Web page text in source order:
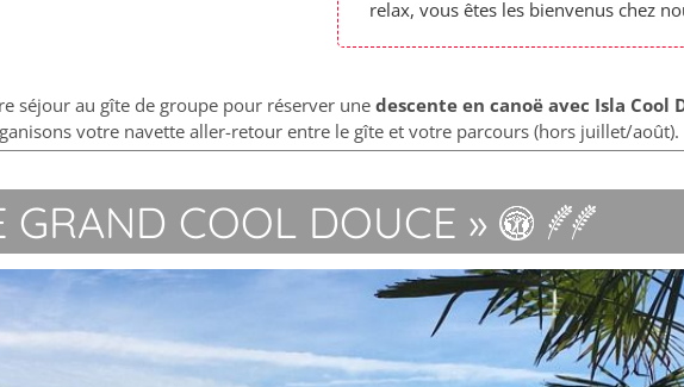
relax, vous êtes les bienvenus chez
séjour au gîte de groupe pour réserver une descente en canoë avec Isla Cool
votre navette aller-retour entre le gîte et votre parcours (hors juillet/août).
GRAND COOL DOUCE »